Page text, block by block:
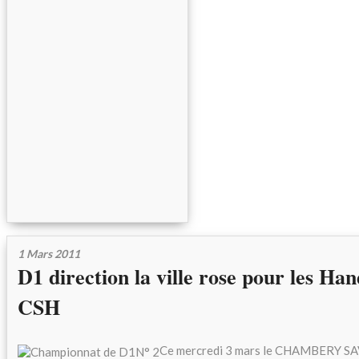
1 Mars 2011
D1 direction la ville rose pour les
CSH
Ce mercredi 3 mars le CHAMBERY